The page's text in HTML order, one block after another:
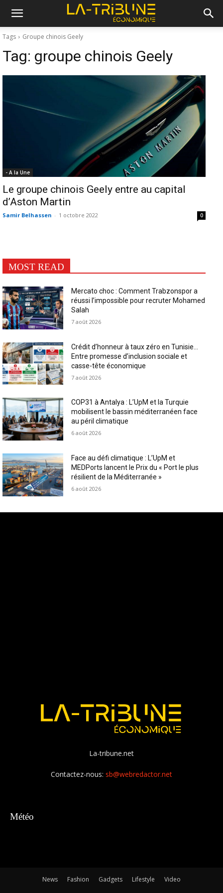
Tags Groupe chinois Geely
Tag: groupe chinois Geely
- A la Une
Le groupe chinois Geely entre au capital
d’Aston Martin
Samir Belhassen - 1 octobre 2022 0
MOST READ
Mercato choc : Comment Trabzonspor a
réussi l’impossible pour recruter Mohamed
Salah
7 août 2026
Crédit d’honneur à taux zéro en Tunisie…
Entre promesse d’inclusion sociale et
casse-tête économique
7 août 2026
COP31 à Antalya : L’UpM et la Turquie
mobilisent le bassin méditerranéen face
au péril climatique
6 août 2026
Face au défi climatique : L’UpM et
MEDPorts lancent le Prix du « Port le plus
résilient de la Méditerranée »
6 août 2026
La-tribune.net
Contactez-nous: sb@webredactor.net
Météo
News Fashion Gadgets Lifestyle Video